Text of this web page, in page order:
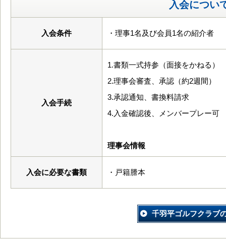
入会につい
入会条件 ・理事1名及び会員1名の紹介者
入会手続
1.書類一式持参（面接をかねる）
2.理事会審査、承認（約2週間）
3.承認通知、書換料請求
4.入金確認後、メンバープレー可
理事会情報
入会に必要な書類 ・戸籍謄本
千羽平ゴルフクラブ